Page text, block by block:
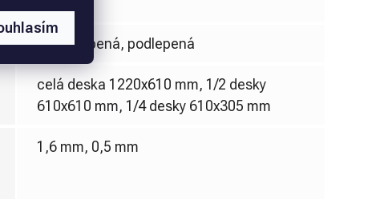
nepodlepená, podlepená
celá deska 1220x610 mm, 1/2 desky
610x610 mm, 1/4 desky 610x305 mm
1,6 mm, 0,5 mm